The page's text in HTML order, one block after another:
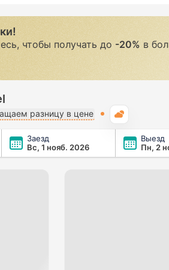
чтобы получать до-20%в
разницу в цене
Заезд
Вс, 1 нояб. 2026
Выезд
Пн, 2